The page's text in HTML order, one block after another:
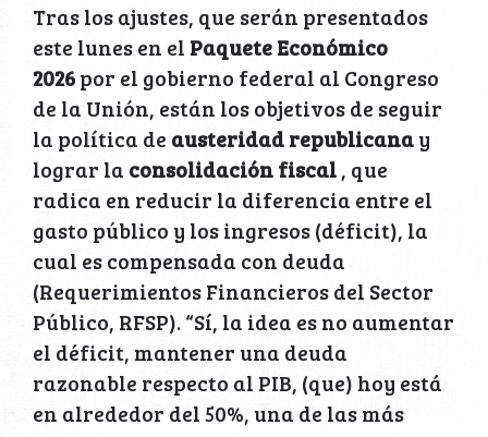
Tras los ajustes, que serán presentados
este lunes en el Paquete Económico
2026por el gobierno federal al Congreso
de la Unión, están los objetivos de seguir
la política de austeridad republicanay
lograr la consolidación fiscal, que
radica en reducir la diferencia entre el
gasto público y los ingresos (déficit), la
cual es compensada con deuda
(Requerimientos Financieros del Sector
Público, RFSP). “Sí, la idea es no aumentar
el déficit, mantener una deuda
razonable respecto al PIB, (que) hoy está
en alrededor del 50%, una de las más